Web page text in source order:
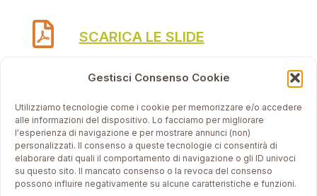
Gestisci Consenso Cookie
Utilizziamo tecnologie come i cookie per memorizzare e/o accedere
alle informazioni del dispositivo. Lo facciamo per migliorare
l'esperienza di navigazione e per mostrare annunci (non)
personalizzati. Il consenso a queste tecnologie ci consentirà di
elaborare dati quali il comportamento di navigazione o gli ID univoci
su questo sito. Il mancato consenso o la revoca del consenso
possono influire negativamente su alcune caratteristiche e funzioni.
SCARICA LE SLIDE